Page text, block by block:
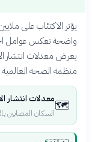
يؤثر الاكتئاب على
واضحة تعكس عوامل
يعرض معدلات انتشار
منظمة الصحة العالمية
🗺️معدلات انتشار
السكان المصابين